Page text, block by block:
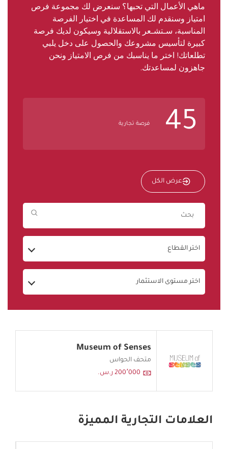
ماهي الأعمال التي تحبها؟ سنعرض لك مجموعة فرص
امتياز وسنقدم لك المساعدة في اختيار الفرصة
المناسبة، سـتشـعر بالاستقلالية وسيكون لديك فرصة
كبيرة لتأسيس مشروعك والحصول على دخل يلبي
تطلعاتك! اختر ما يناسبك من فرص الامتياز ونحن
جاهزون لمساعدتك.
45 فرصة تجارية
عرض الكل
اختر القطاع
اختر مستوى الاستثمار
Museum of Senses
متحف الحواس
200٬000 ر.س.
العلامات التجارية المميزة